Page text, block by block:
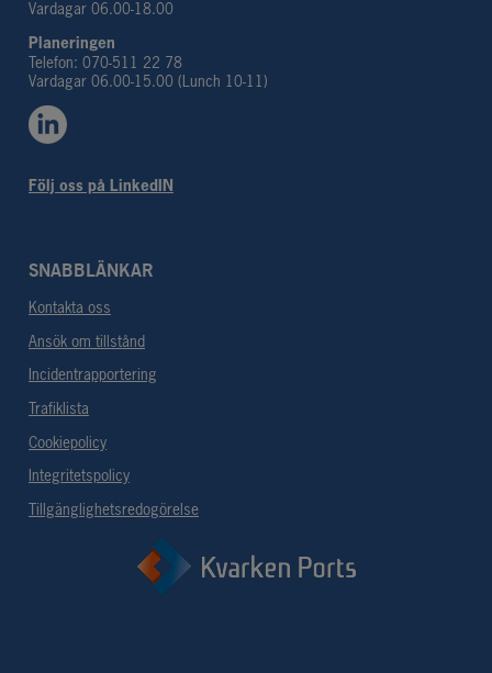
Vardagar 06.00-18.00
Planeringen
Telefon: 070-511 22 78
Vardagar 06.00-15.00 (Lunch 10-11)
Följ oss på LinkedIN
SNABBLÄNKAR
Kontakta oss
Ansök om tillstånd
Incidentrapportering
Trafiklista
Cookiepolicy
Integritetspolicy
Tillgänglighetsredogörelse